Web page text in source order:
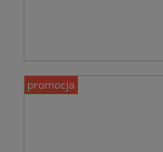
promocja